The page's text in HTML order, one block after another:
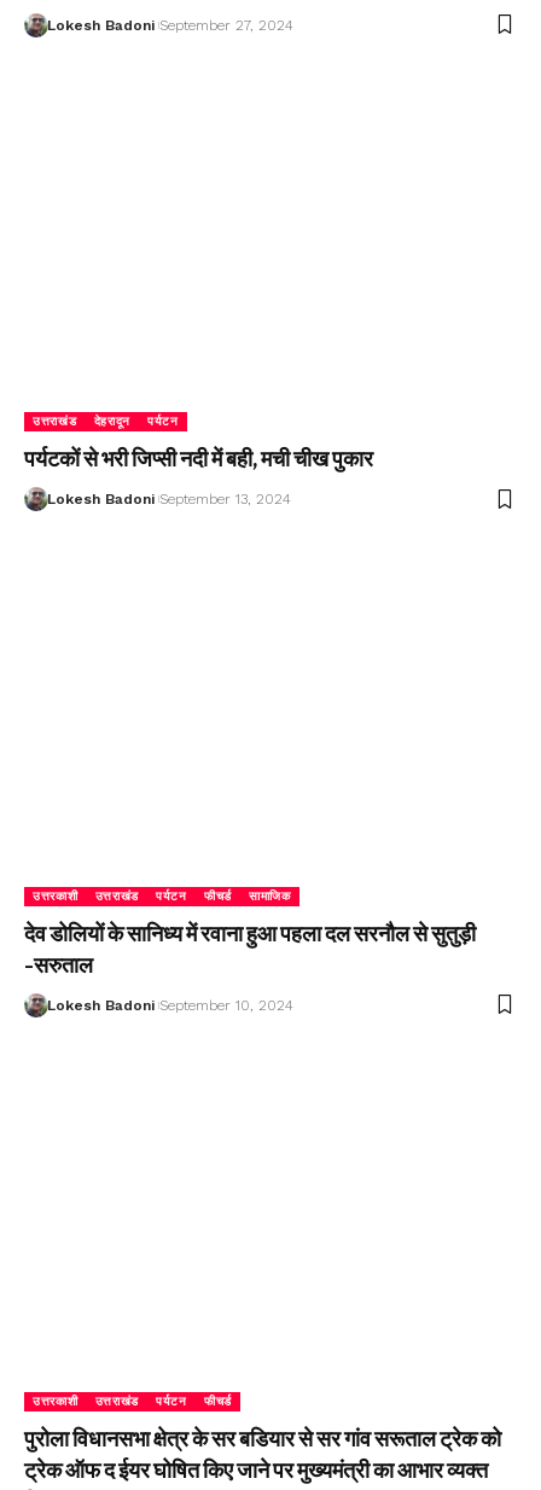
Lokesh Badoni September 27, 2024
उत्तराखंड देहरादून पर्यटन
पर्यटकों से भरी जिप्सी नदी में बही, मची चीख पुकार
Lokesh Badoni September 13, 2024
उत्तरकाशी उत्तराखंड पर्यटन फीचर्ड सामाजिक
देव डोलियों के सानिध्य में रवाना हुआ पहला दल सरनौल से सुतुड़ी
-सरुताल
Lokesh Badoni September 10, 2024
उत्तरकाशी उत्तराखंड पर्यटन फीचर्ड
पुरोला विधानसभा क्षेत्र के सर बडियार से सर गांव सरूताल ट्रेक को
ट्रेक ऑफ द ईयर घोषित किए जाने पर मुख्यमंत्री का आभार व्यक्त